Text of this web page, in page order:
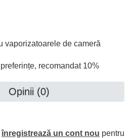
vaporizatoarele de cameră
recomandat 10%
Opinii (0)
înregistrează un cont nou pentru